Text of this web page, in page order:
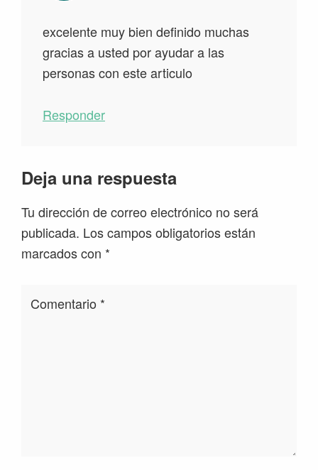
excelente muy bien definido muchas
gracias a usted por ayudar a las
personas con este articulo
Responder
Deja una respuesta
Tu dirección de correo electrónico no será
publicada. Los campos obligatorios están
marcados con *